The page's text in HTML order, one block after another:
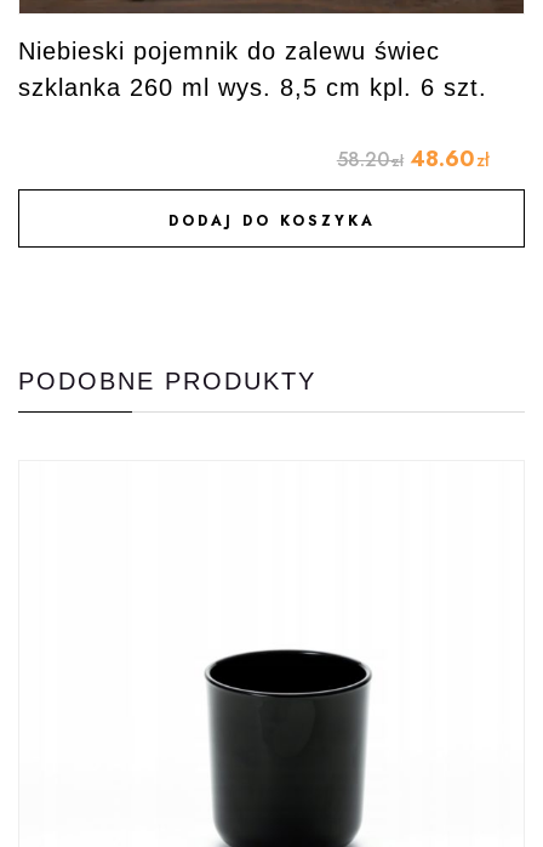
Niebieski pojemnik do zalewu świec
szklanka 260 ml wys. 8,5 cm kpl. 6 szt.
58.20zł 48.60zł
DODAJ DO KOSZYKA
DODAJ DO ULUBIONYCH
PODOBNE PRODUKTY